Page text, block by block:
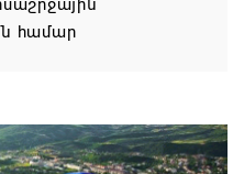
համար
կարձանագրվի որպես
օր․ ՌԴ և Նոր